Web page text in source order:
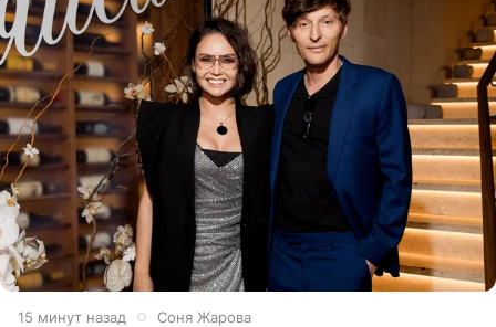
15 минут назад Соня Жарова